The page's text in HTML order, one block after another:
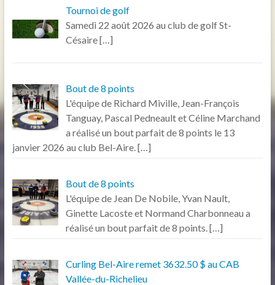
Tournoi de golf
Samedi 22 août 2026 au club de golf St-
Césaire[…]
Bout de 8 points
L'équipe de Richard Miville, Jean-François
Tanguay, Pascal Pedneault et Céline Marchand
a réalisé un bout parfait de 8 points le 13
janvier 2026 au club Bel-Aire. […]
Bout de 8 points
L'équipe de Jean De Nobile, Yvan Nault,
Ginette Lacoste et Normand Charbonneau a
réalisé un bout parfait de 8 points. […]
Curling Bel-Aire remet 3632.50 $ au CAB
Vallée-du-Richelieu